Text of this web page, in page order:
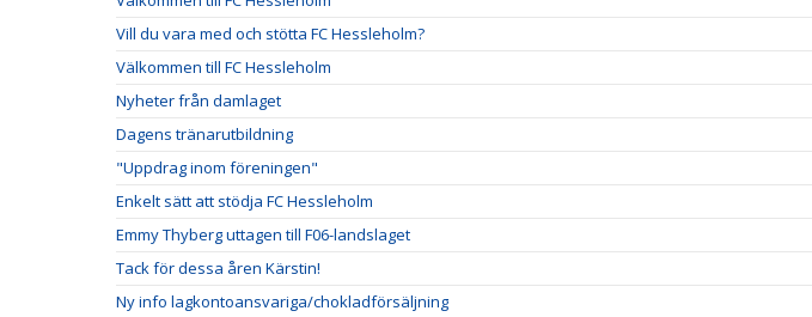
Vill du vara med och stötta FC Hessleholm?
Välkommen till FC Hessleholm
Nyheter från damlaget
Dagens tränarutbildning
"Uppdrag inom föreningen"
Enkelt sätt att stödja FC Hessleholm
Emmy Thyberg uttagen till F06-landslaget
Tack för dessa åren Kärstin!
Ny info lagkontoansvariga/chokladförsäljning